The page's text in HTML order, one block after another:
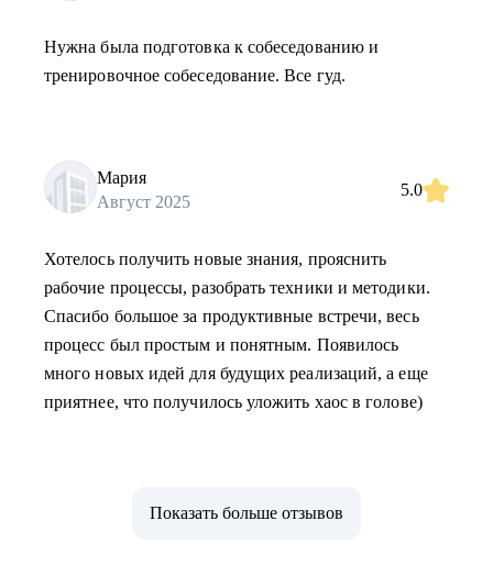
Нужна была подготовка к собеседованию и
тренировочное собеседование. Все гуд.
Мария
Август 2025
5.0
Хотелось получить новые знания, прояснить
рабочие процессы, разобрать техники и методики.
Спасибо большое за продуктивные встречи, весь
процесс был простым и понятным. Появилось
много новых идей для будущих реализаций, а еще
приятнее, что получилось уложить хаос в голове)
Показать больше отзывов